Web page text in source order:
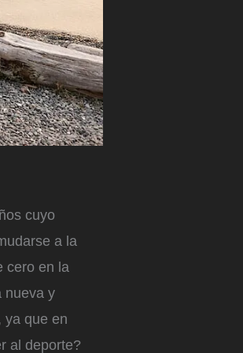
cuyo
a la
cero en la
nueva y
ya que en
al deporte?